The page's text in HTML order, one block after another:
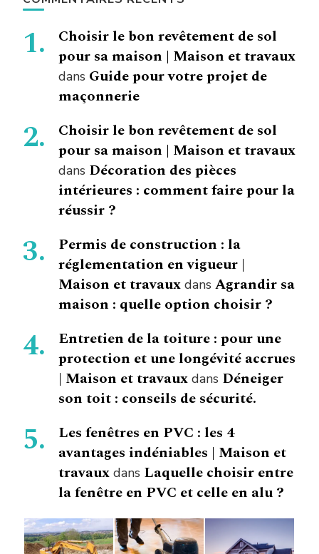
Choisir le bon revêtement de sol
pour sa maison | Maison et travaux
dans Guide pour votre projet de
maçonnerie
Choisir le bon revêtement de sol
pour sa maison | Maison et travaux
dans Décoration des pièces
intérieures : comment faire pour la
réussir ?
Permis de construction : la
réglementation en vigueur |
Maison et travaux dans Agrandir sa
maison : quelle option choisir ?
Entretien de la toiture : pour une
protection et une longévité accrues
| Maison et travaux dans Déneiger
son toit : conseils de sécurité.
Les fenêtres en PVC : les 4
avantages indéniables | Maison et
travaux dans Laquelle choisir entre
la fenêtre en PVC et celle en alu ?